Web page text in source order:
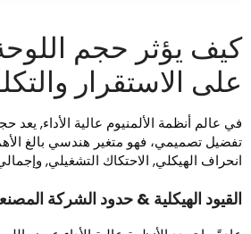
يؤثر حجم اللوحة
الاستقرار
عالم أنظمة الألمنيوم عالية الأداء, يعد
تصميمي، فهو متغير هندسي بالغ
الهيكلي, الاحتكاك التشغيلي,
الهيكلية & حدود الشركة المصنعة